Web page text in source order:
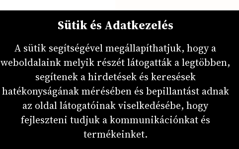
RAINBOW DRÁGAKÖVES GYŰRŰ
GYÉMÁNTOKKAL
Sütik és Adatkezelés
A sütik segítségével megállapíthatjuk, hogy a
weboldalaink melyik részét látogatták a legtöbben,
segítenek a hirdetések és keresések
hatékonyságának mérésében és bepillantást adnak
az oldal látogatóinak viselkedésébe, hogy
fejleszteni tudjuk a kommunikációnkat és
termékeinket.